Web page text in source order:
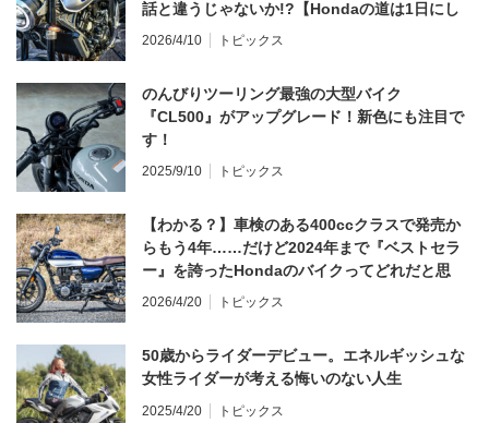
話と違うじゃないか!?【Hondaの道は1日にし
てならず／CB1000F ①第一印象 編】
2026/4/10 トピックス
のんびりツーリング最強の大型バイク
『CL500』がアップグレード！新色にも注目で
す！
2025/9/10 トピックス
【わかる？】車検のある400ccクラスで発売か
らもう4年……だけど2024年まで『ベストセラ
ー』を誇ったHondaのバイクってどれだと思
う？
2026/4/20 トピックス
50歳からライダーデビュー。エネルギッシュな
女性ライダーが考える悔いのない人生
2025/4/20 トピックス